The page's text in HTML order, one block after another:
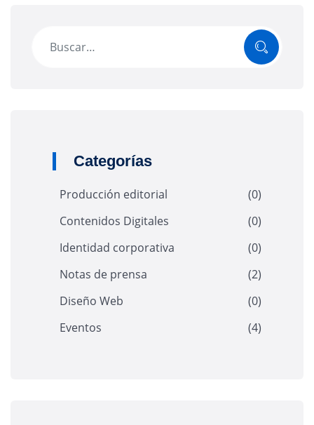
Categorías
Producción editorial
(0)
Contenidos Digitales
(0)
Identidad corporativa
(0)
Notas de prensa
(2)
Diseño Web
(0)
Eventos
(4)